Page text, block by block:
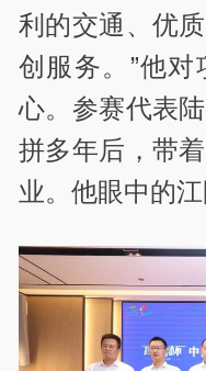
利的交通、优
创服务。”他
心。参赛代表
拼多年后，带
业。他眼中的江